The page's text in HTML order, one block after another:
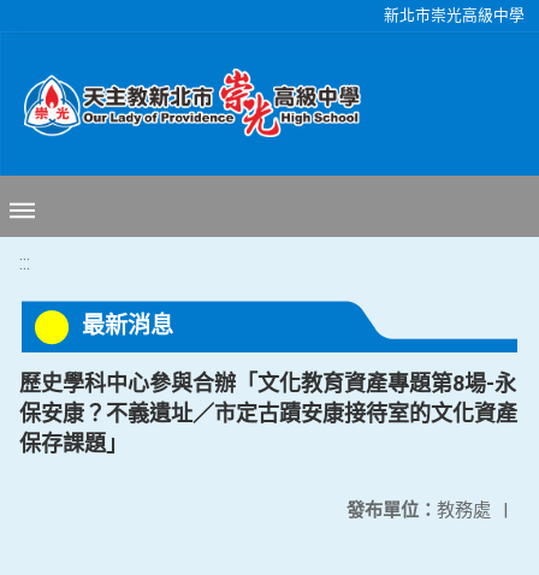
新北市崇光高級中學
:::
最新消息
歷史學科中心參與合辦「文化教育資產專題第8場-永
保安康？不義遺址／市定古蹟安康接待室的文化資產
保存課題」
發布單位： 教務處 |